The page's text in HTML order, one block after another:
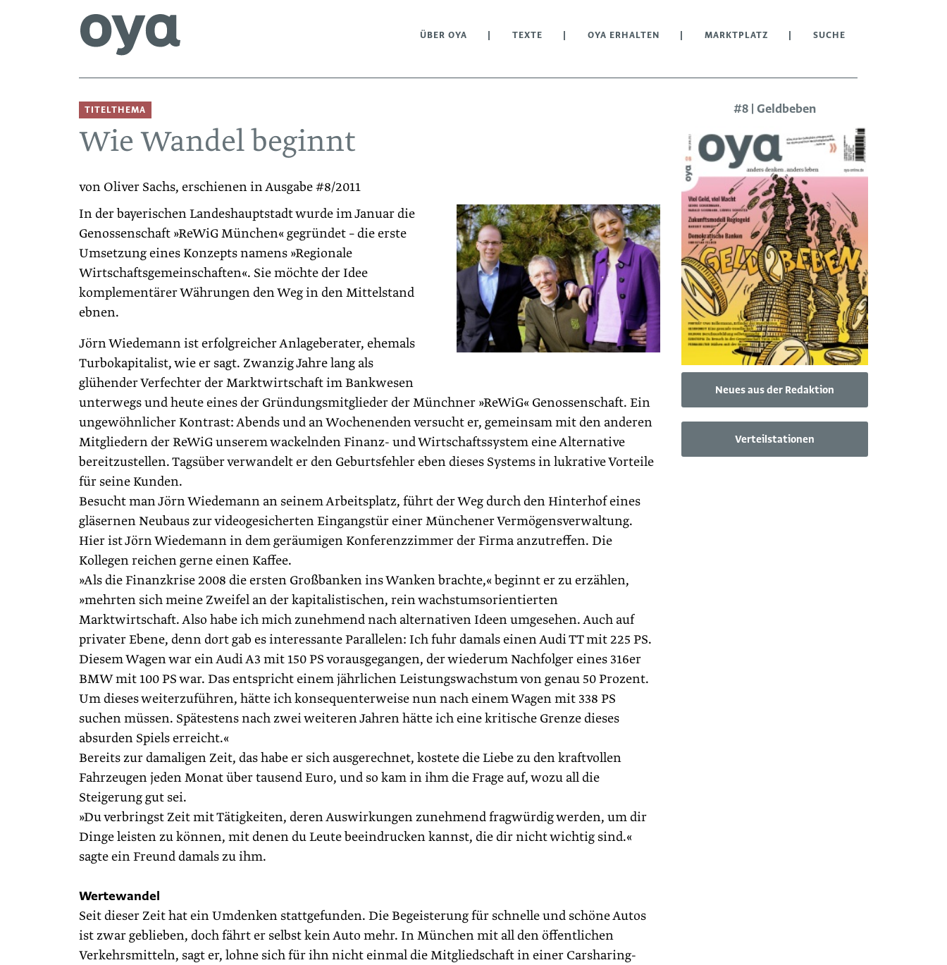
ÜBER OYA TEXTE OYA ERHALTEN MARKTPLATZ SUCHE
TITELTHEMA
Wie Wandel beginnt
von Oliver Sachs, erschienen in Ausgabe #8/2011
In der bayerischen Landeshauptstadt wurde im Januar die
Genossenschaft »ReWiG München« gegründet – die erste
Umsetzung eines Konzepts namens »Regionale
Wirtschaftsgemeinschaften«. Sie möchte der Idee
komplementärer Währungen den Weg in den Mittelstand
ebnen.
Jörn Wiedemann ist erfolgreicher Anlageberater, ehemals
Turbokapitalist, wie er sagt. Zwanzig Jahre lang als
glühender Verfechter der Marktwirtschaft im Bankwesen
unterwegs und heute eines der Gründungsmitglieder der Münchner »ReWiG« Genossenschaft. Ein
ungewöhnlicher Kontrast: Abends und an Wochenenden versucht er, gemeinsam mit den anderen
Mitgliedern der ReWiG unserem wackelnden Finanz- und Wirtschaftssystem eine Alternative
bereitzustellen. Tagsüber verwandelt er den Geburtsfehler eben dieses Systems in lukrative Vorteile
für seine Kunden.
Besucht man Jörn Wiedemann an seinem Arbeitsplatz, führt der Weg durch den Hinterhof eines
gläsernen Neubaus zur ­videogesicherten Eingangstür einer Münchener Vermögensverwaltung.
Hier ist Jörn Wiedemann in dem geräumigen Konferenzzimmer der Firma anzutreffen. Die
Kollegen reichen gerne einen Kaffee.
»Als die Finanzkrise 2008 die ersten Großbanken ins Wanken brachte,« beginnt er zu erzählen,
»mehrten sich meine Zweifel an der kapitalistischen, rein wachstumsorientierten
Marktwirtschaft. Also habe ich mich zunehmend nach alternativen Ideen umgesehen. Auch auf
privater Ebene, denn dort gab es interessante Parallelen: Ich fuhr damals einen Audi TT mit 225 PS.
Diesem Wagen war ein Audi A3 mit 150 PS vorausgegangen, der wiederum Nachfolger eines 316er
BMW mit 100 PS war. Das entspricht einem jährlichen Leistungswachstum von genau 50 Prozent.
Um dieses weiterzuführen, hätte ich konsequenterweise nun nach einem Wagen mit 338 PS
suchen müssen. Spätestens nach zwei weiteren Jahren hätte ich eine kritische Grenze dieses
absurden Spiels erreicht.«
Bereits zur damaligen Zeit, das habe er sich ausgerechnet, kostete die Liebe zu den kraftvollen
Fahrzeugen jeden Monat über tausend Euro, und so kam in ihm die Frage auf, wozu all die
Steigerung gut sei.
»Du verbringst Zeit mit Tätigkeiten, deren Auswirkungen zunehmend fragwürdig werden, um dir
Dinge leisten zu können, mit denen du Leute beeindrucken kannst, die dir nicht wichtig sind.«
sagte ein Freund damals zu ihm.
Wertewandel
Seit dieser Zeit hat ein Umdenken stattgefunden. Die Begeisterung für schnelle und schöne Autos
ist zwar geblieben, doch fährt er selbst kein Auto mehr. In München mit all den öffentlichen
Verkehrsmitteln, sagt er, lohne sich für ihn nicht einmal die Mitgliedschaft in einer Carsharing-
#8 | Geldbeben
Neues aus der Redaktion
Verteilstationen